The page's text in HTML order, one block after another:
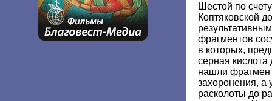
Шестой по
Коптяковской
фрагментов
в которых,
серная
нашли
захоронения, а
расколоты до